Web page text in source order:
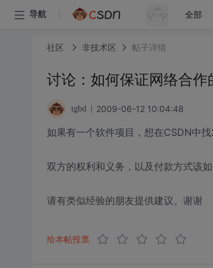
导航 全部
社区 非技术区 帖子详情
讨论：如何保证网络合作
tgbd 2009-06-12 10:04:48
如果有一个软件项目，想在CSDN中
双方的权利和义务，以及付款方式该如
请有类似经验的朋友提供建议。谢谢
给本帖投票